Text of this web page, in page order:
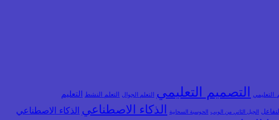
التصميم التعليمي التعلم الجوال التعلم النشط التعليم
التفاعل الجيل الثاني من الويب الحوسبة السحابية الذكاء الاصطناعي الذكاء الاصطناعي